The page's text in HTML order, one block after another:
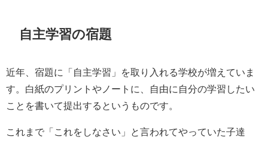
自主学習の宿題
近年、宿題に「自主学習」を取り入れる学校が増えていま
す。白紙のプリントやノートに、自由に自分の学習したい
ことを書いて提出するというものです。
これまで「これをしなさい」と言われてやっていた子達